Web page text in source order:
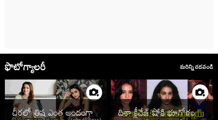
ఫొటోగ్యాలరీ మరిన్ని చదవండి
చీరలో త్రిష ఎంత అందంగా దిశా క్లీవేజ్ షోకి భూగోళం